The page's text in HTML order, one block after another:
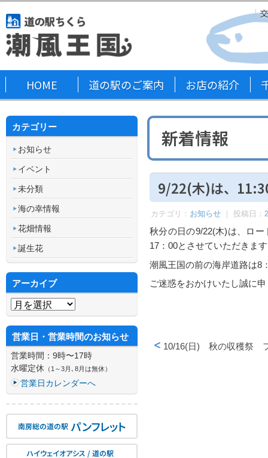
HOME 道の駅のご案内 お店の紹介
新着情報
9/22(木)は、
カテゴリ： お知らせ ｜ 投稿日：
秋分の日の9/22(木)は、ロ
17：00とさせていただきま
潮風王国の前の海岸道路は8
ご迷惑をおかけいたし誠に
10/16(日) 秋の収穫祭
カテゴリー
お知らせ
イベント
未分類
海の幸情報
花畑情報
誕生花
アーカイブ
アーカイブ
営業日・営業時間のお知らせ
営業時間：9時〜17時
水曜定休 （1～3月､8月は無休）
営業日カレンダーへ
南房総の道の駅 パンフレット
ハイウェイオアシス / 道の駅